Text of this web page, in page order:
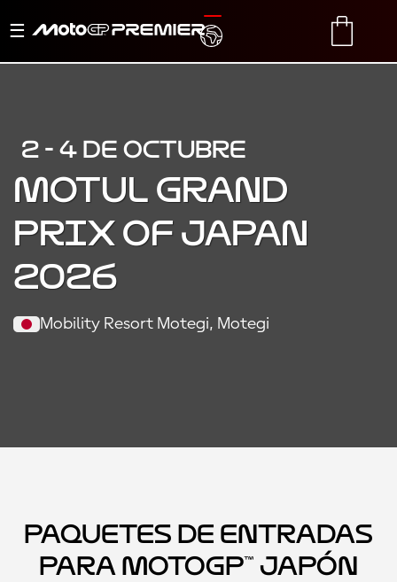
Alternar
TRANSLATE
2 - 4 DE OCTUBRE
MOTUL GRAND
PRIX OF JAPAN
2026
Mobility Resort Motegi, Motegi
Paquetes de entradas
para MotoGP™ Japón